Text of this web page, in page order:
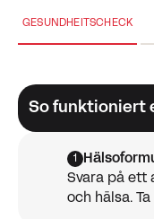
GESUNDHEITSCHECK
So funktioniert
1
Svara på ett
och hälsa.